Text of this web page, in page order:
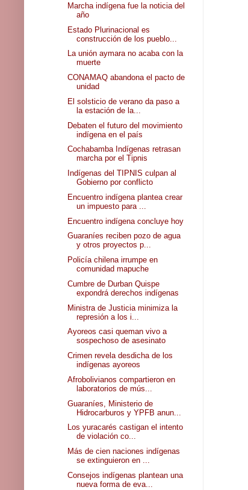
Marcha indígena fue la noticia del
año
Estado Plurinacional es
construcción de los pueblo...
La unión aymara no acaba con la
muerte
CONAMAQ abandona el pacto de
unidad
El solsticio de verano da paso a
la estación de la...
Debaten el futuro del movimiento
indígena en el país
Cochabamba Indígenas retrasan
marcha por el Tipnis
Indígenas del TIPNIS culpan al
Gobierno por conflicto
Encuentro indígena plantea crear
un impuesto para ...
Encuentro indígena concluye hoy
Guaraníes reciben pozo de agua
y otros proyectos p...
Policía chilena irrumpe en
comunidad mapuche
Cumbre de Durban Quispe
expondrá derechos indígenas
Ministra de Justicia minimiza la
represión a los i...
Ayoreos casi queman vivo a
sospechoso de asesinato
Crimen revela desdicha de los
indígenas ayoreos
Afrobolivianos compartieron en
laboratorios de mús...
Guaraníes, Ministerio de
Hidrocarburos y YPFB anun...
Los yuracarés castigan el intento
de violación co...
Más de cien naciones indígenas
se extinguieron en ...
Consejos indígenas plantean una
nueva forma de eva...